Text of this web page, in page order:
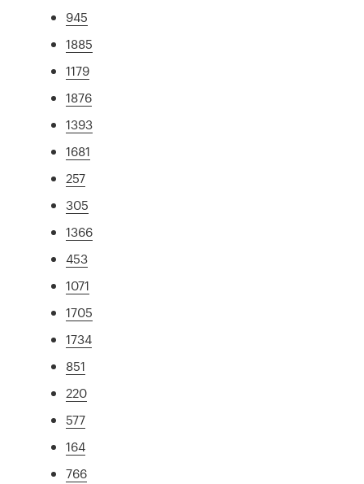
945
1885
1179
1876
1393
1681
257
305
1366
453
1071
1705
1734
851
220
577
164
766